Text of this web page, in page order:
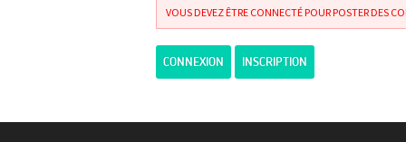
VOUS DEVEZ ÊTRE CONNECTÉ POUR POSTER DES
CONNEXION INSCRIPTION